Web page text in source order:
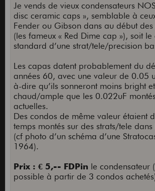
Je vends de vieux condensateurs
disc ceramic caps », semblable à
Fender ou Gibson dans au début des
(les fameux « Red Dime cap »), soit
standard d’une strat/tele/precision
Les capas datent probablement du
années 60, avec une valeur de 0.05
à-dire qu’ils sonneront moins bright
chaud/ample que les 0.022uF
actuelles.
Des condos de même valeur étaient
temps montés sur des strats/tele
(cf photo d’un schéma d’une
1964).
Prix : € 5,-- FDPin le condensateur
possible à partir de 3 condos